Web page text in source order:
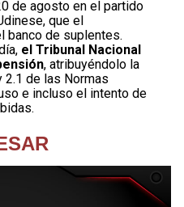
de agosto en el partido
que el
banco de suplentes.
el Tribunal Nacional
, atribuyéndolo la
de las Normas
e incluso el intento de